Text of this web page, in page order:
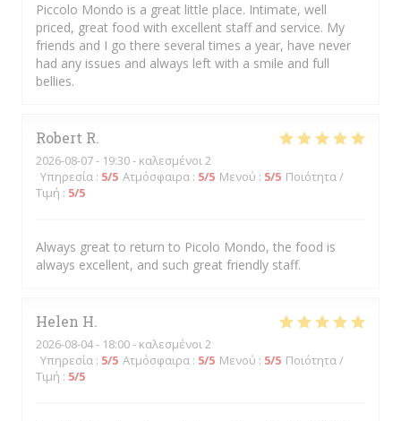
Piccolo Mondo is a great little place. Intimate, well
priced, great food with excellent staff and service. My
friends and I go there several times a year, have never
had any issues and always left with a smile and full
bellies.
Robert R
2026-08-07- 19:30 - καλεσμένοι 2
Υπηρεσία : 5/5 Ατμόσφαιρα : 5/5 Μενού : 5/5 Ποιότητα /
Τιμή : 5/5
Always great to return to Picolo Mondo, the food is
always excellent, and such great friendly staff.
Helen H
2026-08-04- 18:00 - καλεσμένοι 2
Υπηρεσία : 5/5 Ατμόσφαιρα : 5/5 Μενού : 5/5 Ποιότητα /
Τιμή : 5/5